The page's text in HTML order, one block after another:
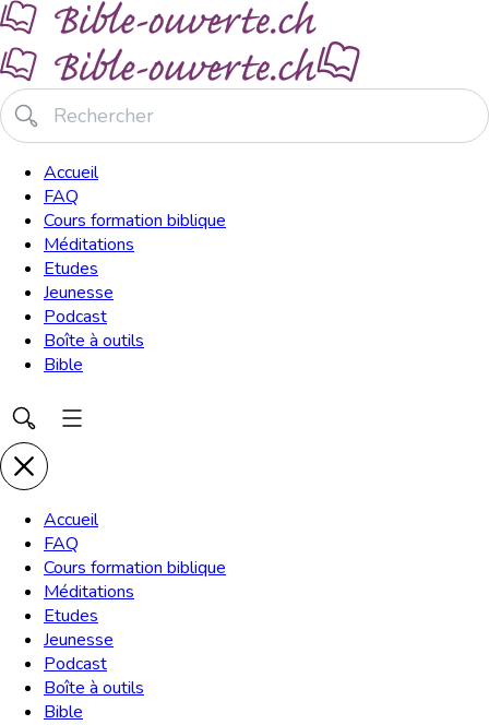
Accueil
FAQ
Cours formation biblique
Méditations
Etudes
Jeunesse
Podcast
Boîte à outils
Bible
Accueil
FAQ
Cours formation biblique
Méditations
Etudes
Jeunesse
Podcast
Boîte à outils
Bible